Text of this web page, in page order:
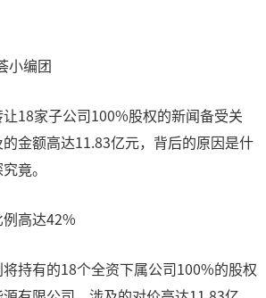
小编团
18家子公司100%股权的新闻备受关
金额高达11.83亿元，背后的原因是什
竟。
高达42%
持有的18个全资下属公司100%的股权